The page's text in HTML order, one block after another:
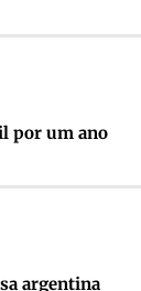
por um ano
argentina